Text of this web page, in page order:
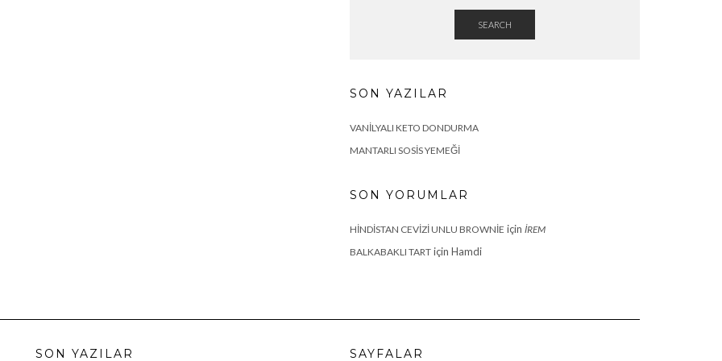
SEARCH
SON YAZILAR
VANILYALI KETO DONDURMA
MANTARLI SOSIS YEMEĞI
SON YORUMLAR
HINDISTAN CEVIZI UNLU BROWNIE için İREM
BALKABAKLI TART için Hamdi
SON YAZILAR SAYFALAR